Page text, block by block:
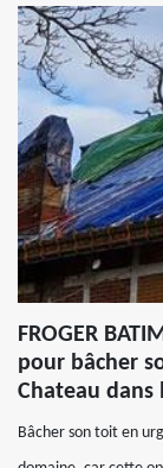
FROGER
pour bâcher
Chateau dans
Bâcher son toit en